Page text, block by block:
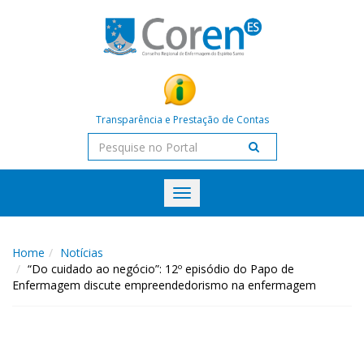
Transparência e Prestação de Contas
Toggle
navigation
Home
Notícias
“Do cuidado ao negócio”: 12º episódio do Papo de
Enfermagem discute empreendedorismo na enfermagem